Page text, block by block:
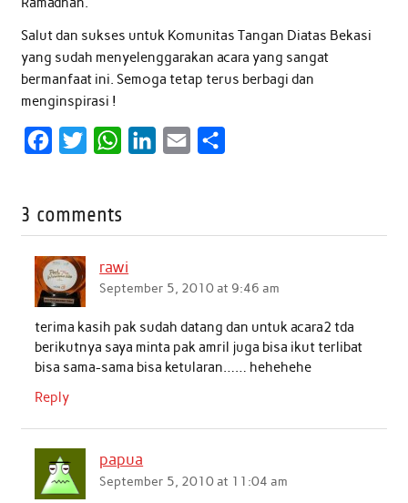
Salut dan sukses untuk Komunitas Tangan Diatas Bekasi
yang sudah menyelenggarakan acara yang sangat
bermanfaat ini. Semoga tetap terus berbagi dan
menginspirasi !
e
o
o
k
t
W
t
A
p
n
3 comments
rawi
September 5, 2010 at 9:46 am
terima kasih pak sudah datang dan untuk acara2 tda
berikutnya saya minta pak amril juga bisa ikut terlibat
bisa sama-sama bisa ketularan…… hehehehe
Reply
papua
September 5, 2010 at 11:04 am